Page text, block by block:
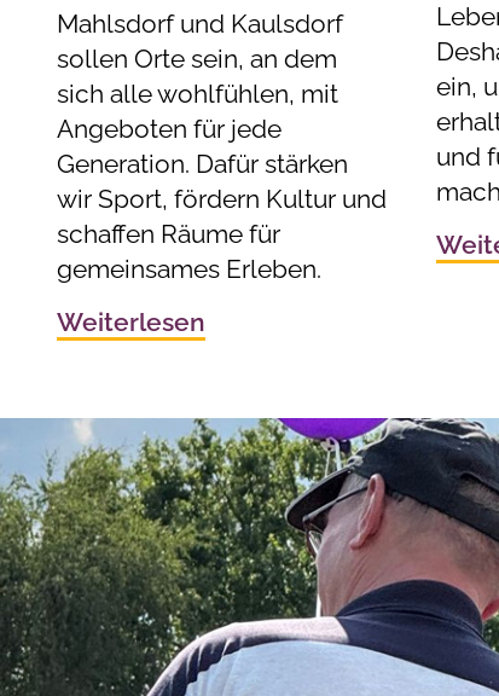
Mahlsdorf und Kaulsdorf
sollen Orte sein, an dem
sich alle wohlfühlen, mit
Angeboten für jede
Generation. Dafür stärken
wir Sport, fördern Kultur und
schaffen Räume für
gemeinsames Erleben.
Weiterlesen
ein,
und